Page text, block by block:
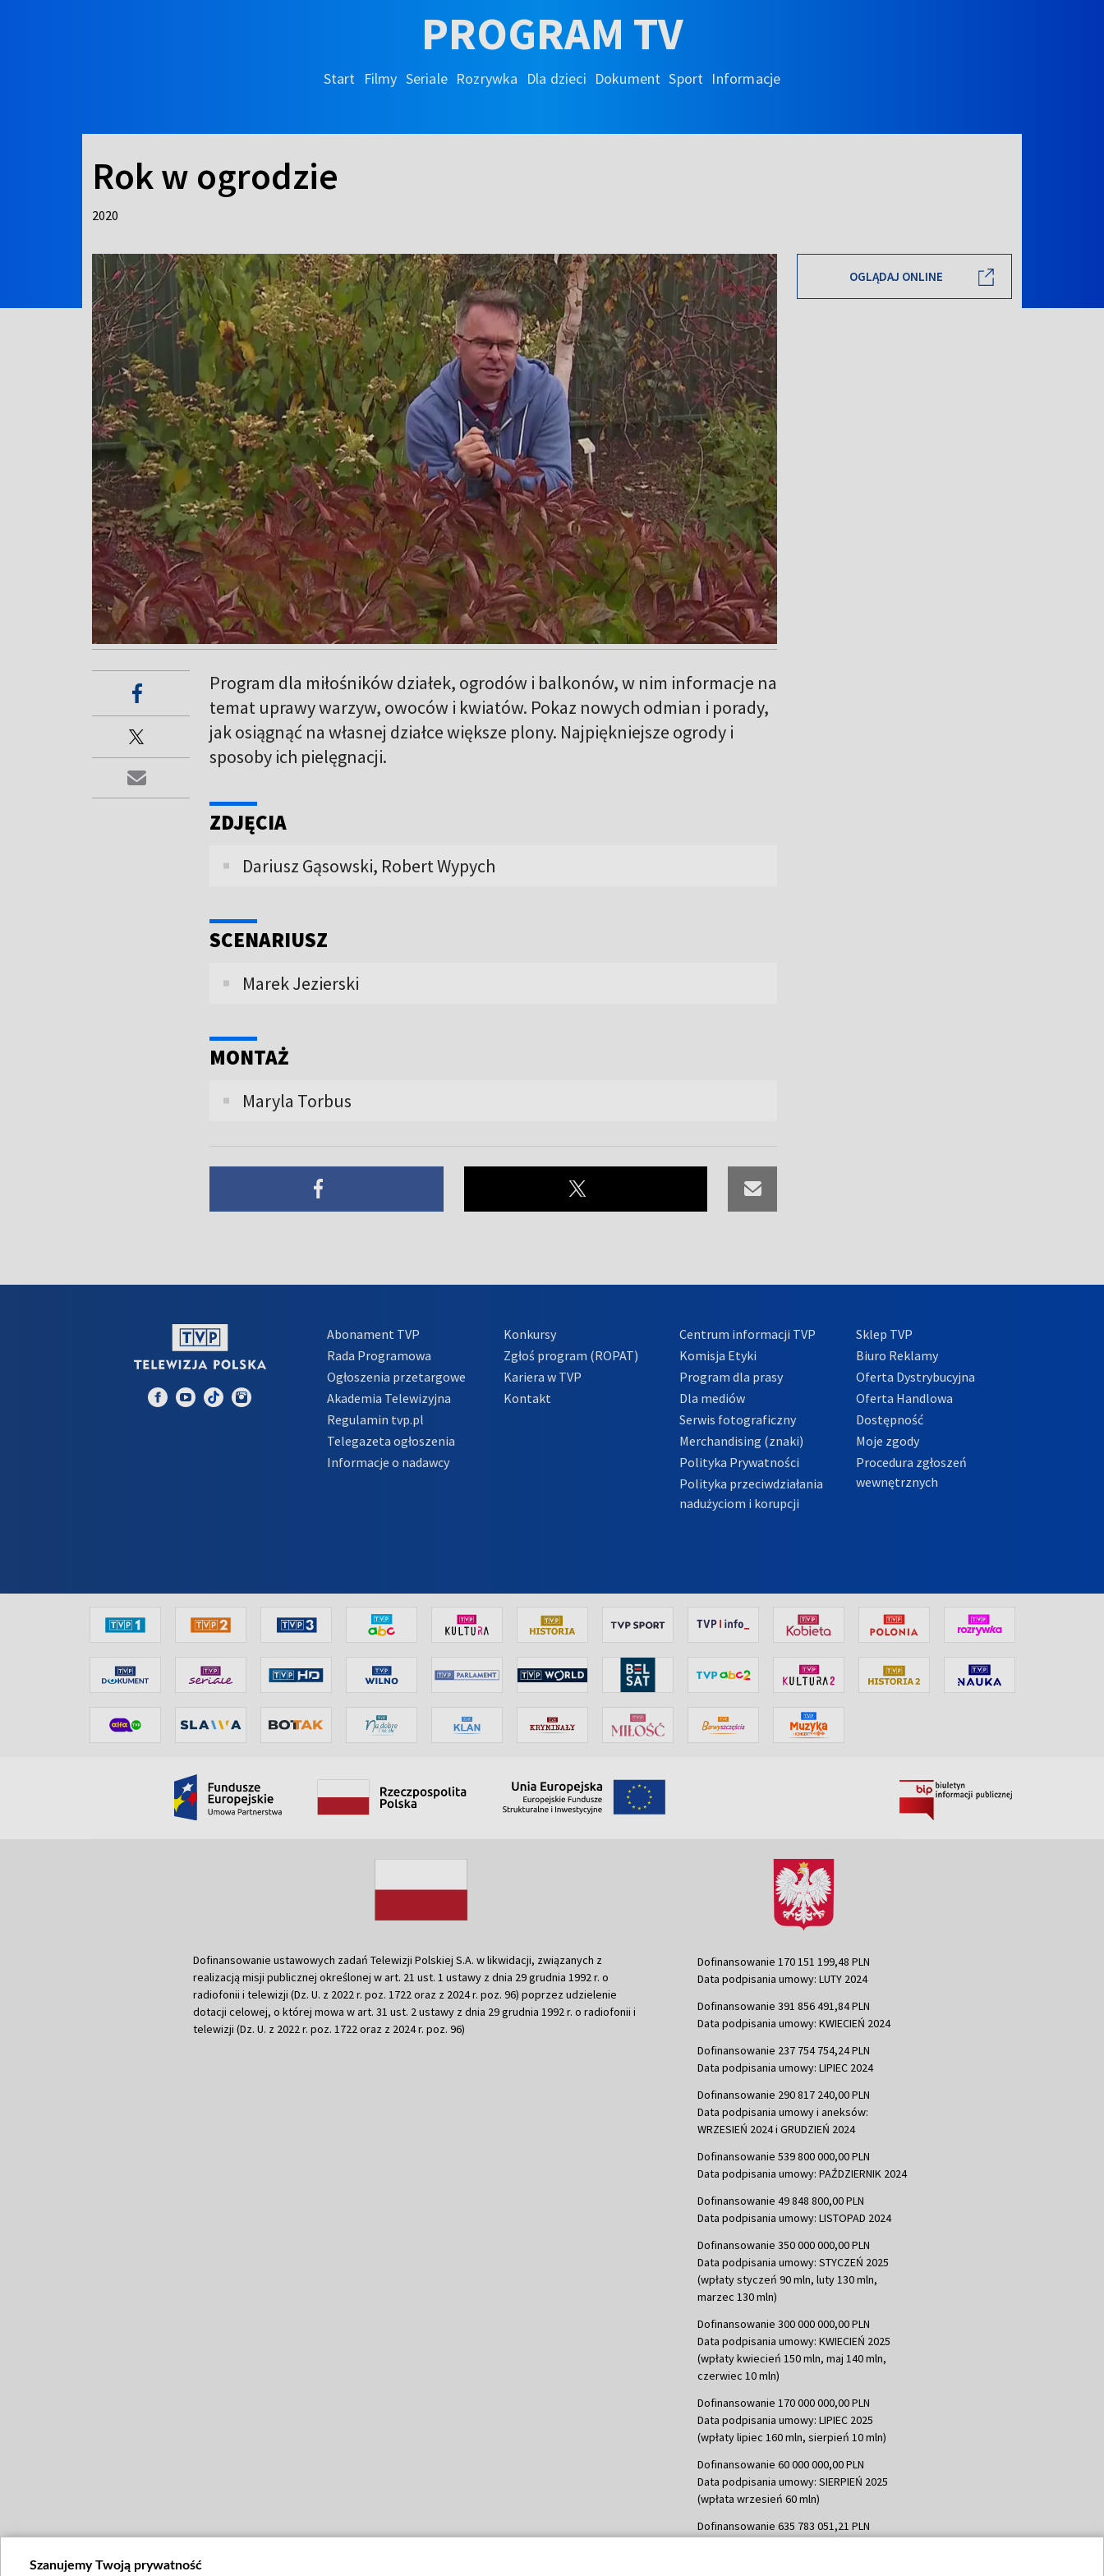
PROGRAM TV
Start Filmy Seriale Rozrywka Dla dzieci Dokument Sport Informacje
Rok w ogrodzie
2020
Program dla miłośników działek, ogrodów i balkonów, w nim informacje na
temat uprawy warzyw, owoców i kwiatów. Pokaz nowych odmian i porady,
jak osiągnąć na własnej działce większe plony. Najpiękniejsze ogrody i
sposoby ich pielęgnacji.
ZDJĘCIA
Dariusz Gąsowski, Robert Wypych
SCENARIUSZ
Marek Jezierski
MONTAŻ
Maryla Torbus
OGLĄDAJ ONLINE
Abonament TVP
Rada Programowa
Ogłoszenia przetargowe
Akademia Telewizyjna
Regulamin tvp.pl
Telegazeta ogłoszenia
Informacje o nadawcy
Konkursy
Zgłoś program (ROPAT)
Kariera w TVP
Kontakt
Centrum informacji TVP
Komisja Etyki
Program dla prasy
Dla mediów
Serwis fotograficzny
Merchandising (znaki)
Polityka Prywatności
Polityka przeciwdziałania
nadużyciom i korupcji
Sklep TVP
Biuro Reklamy
Oferta Dystrybucyjna
Oferta Handlowa
Dostępność
Moje zgody
Procedura zgłoszeń
wewnętrznych
Dofinansowanie ustawowych zadań Telewizji Polskiej S.A. w likwidacji, związanych z
realizacją misji publicznej określonej w art. 21 ust. 1 ustawy z dnia 29 grudnia 1992 r. o
radiofonii i telewizji (Dz. U. z 2022 r. poz. 1722 oraz z 2024 r. poz. 96) poprzez udzielenie
dotacji celowej, o której mowa w art. 31 ust. 2 ustawy z dnia 29 grudnia 1992 r. o radiofonii i
telewizji (Dz. U. z 2022 r. poz. 1722 oraz z 2024 r. poz. 96)
Dofinansowanie 170 151 199,48 PLN
Data podpisania umowy: LUTY 2024
Dofinansowanie 391 856 491,84 PLN
Data podpisania umowy: KWIECIEŃ 2024
Dofinansowanie 237 754 754,24 PLN
Data podpisania umowy: LIPIEC 2024
Dofinansowanie 290 817 240,00 PLN
Data podpisania umowy i aneksów:
WRZESIEŃ 2024 i GRUDZIEŃ 2024
Dofinansowanie 539 800 000,00 PLN
Data podpisania umowy: PAŹDZIERNIK 2024
Dofinansowanie 49 848 800,00 PLN
Data podpisania umowy: LISTOPAD 2024
Dofinansowanie 350 000 000,00 PLN
Data podpisania umowy: STYCZEŃ 2025
(wpłaty styczeń 90 mln, luty 130 mln,
marzec 130 mln)
Dofinansowanie 300 000 000,00 PLN
Data podpisania umowy: KWIECIEŃ 2025
(wpłaty kwiecień 150 mln, maj 140 mln,
czerwiec 10 mln)
Dofinansowanie 170 000 000,00 PLN
Data podpisania umowy: LIPIEC 2025
(wpłaty lipiec 160 mln, sierpień 10 mln)
Dofinansowanie 60 000 000,00 PLN
Data podpisania umowy: SIERPIEŃ 2025
(wpłata wrzesień 60 mln)
Dofinansowanie 635 783 051,21 PLN
Szanujemy Twoją prywatność